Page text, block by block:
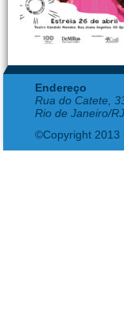
Endereço
Rua do Catete,
Rio de Janeiro/RJ
©Copyright 2013